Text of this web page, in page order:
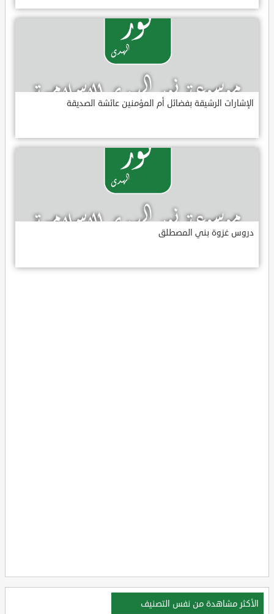
الإشارات الرشيقة بفضائل أم المؤمنين عائشة الصديقة
دروس غزوة بني المصطلق
الأكثر مشاهدة من نفس التصنيف